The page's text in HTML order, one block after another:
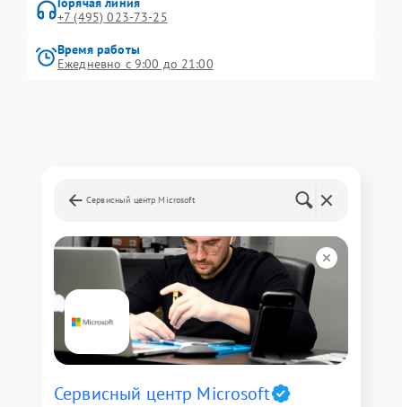
+7 (495) 023-73-25
Время работы
Ежедневно с 9:00 до 21:00
Сервисный центр Microsoft
Сервисный центр Microsoft